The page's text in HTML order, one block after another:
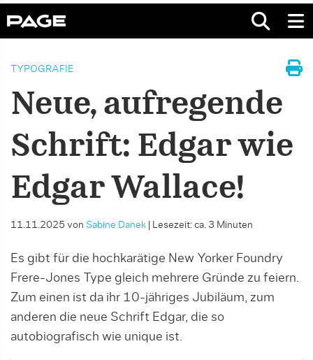
TYPOGRAFIE
Neue, aufregende
Schrift: Edgar wie
Edgar Wallace!
11.11.2025 von Sabine Danek Lesezeit: ca. 3 Minuten
Es gibt für die hochkarätige New Yorker Foundry
Frere-Jones Type gleich mehrere Gründe zu feiern.
Zum einen ist da ihr 10-jähriges Jubiläum, zum
anderen die neue Schrift Edgar, die so
autobiografisch wie unique ist.